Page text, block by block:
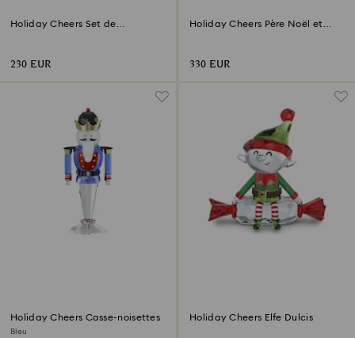
Holiday Cheers Set de
230 EUR
Holiday Cheers Père Noël et
330 EUR
Holiday Cheers Casse-noisettes
Bleu
Holiday Cheers Elfe Dulcis